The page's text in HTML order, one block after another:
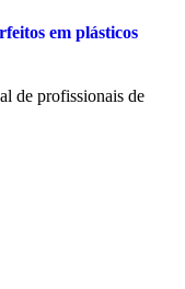
em plásticos
de profissionais de